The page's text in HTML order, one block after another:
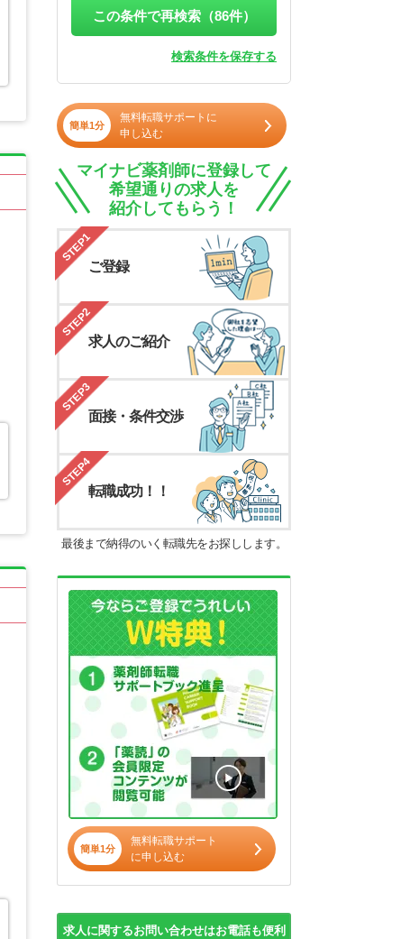
この条件で再検索（86件）
検索条件を保存する
簡単1分
無料転職サポートに
申し込む
マイナビ薬剤師に登録して
希望通りの求人を
紹介してもらう！
STEP1
ご登録
STEP2
求人のご紹介
STEP3
面接・条件交渉
STEP4
転職成功！！
最後まで納得のいく転職先をお探しします。
簡単1分
無料転職サポート
に申し込む
求人に関するお問い合わせはお電話も便利